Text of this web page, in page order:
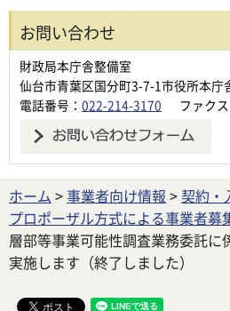
お問い合わせ
財政局本庁舎整備室
仙台市青葉区国分町3-7-1市役所本庁
電話番号： 022-214-3170 ファク
ホーム >事業者向け情報 > 契約・
プロポーザル方式による事業者募
層部等事業可能性調査業務委託に
実施します（終了しました）